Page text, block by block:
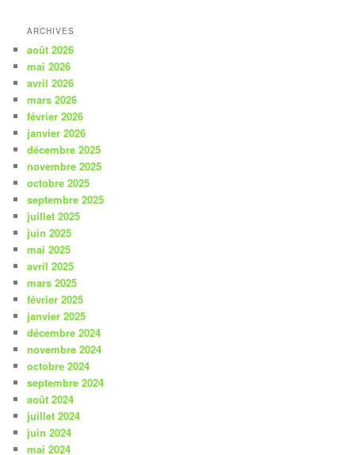
ARCHIVES
août 2026
mai 2026
avril 2026
mars 2026
février 2026
janvier 2026
décembre 2025
novembre 2025
octobre 2025
septembre 2025
juillet 2025
juin 2025
mai 2025
avril 2025
mars 2025
février 2025
janvier 2025
décembre 2024
novembre 2024
octobre 2024
septembre 2024
août 2024
juillet 2024
juin 2024
mai 2024